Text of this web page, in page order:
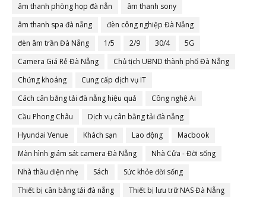
âm thanh phòng họp đà nẵn
âm thanh sony
âm thanh spa đà nẵng
đèn công nghiệp Đà Nẵng
đèn âm trần Đà Nẵng
1/5 2/9 30/4
5G
Camera Giá Rẻ Đà Nẵng
Chủ tịch UBND thành phố Đà Nẵng
Chứng khoáng
Cung cấp dịch vụ IT
Cách cân bằng tải đà nẵng hiệu quả
Công nghệ Ai
Cầu Phong Châu
Dịch vụ cân bằng tải đà nẵng
Hyundai Venue
Khách sạn Lao động
Macbook
Màn hình giám sát camera Đà Nẵng
Nhà Cửa - Đời sống
Nhà thầu điện nhẹ
Sách
Sức khỏe đời sống
Thiết bị cân bằng tải đà nẵng
Thiết bị lưu trữ NAS Đà Nẵng